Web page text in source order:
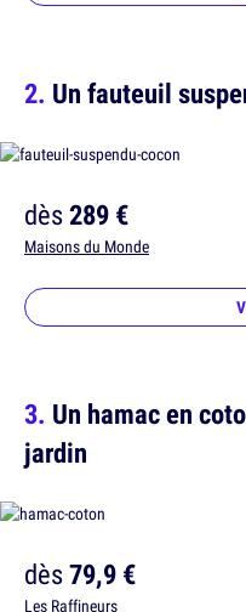
Un fauteuil
dès289 €
Maisons du Monde
Un hamac en
jardin
dès79,9 €
Les Raffineurs